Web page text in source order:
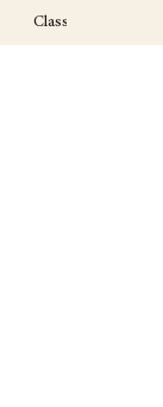
Classici